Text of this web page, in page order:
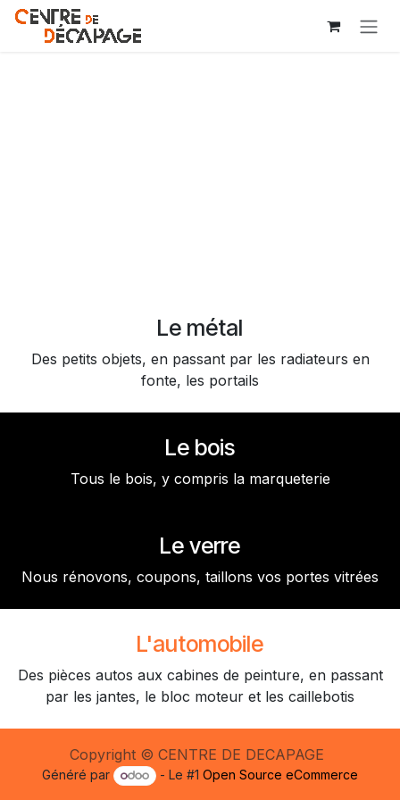
Se rendre au contenu
Le métal
Des petits objets, en passant par les radiateurs en
fonte, les portails
Le bois
Tous le bois, y compris la marqueterie
Le verre
Nous rénovons, coupons, taillons vos portes vitrées
L'automobile
Des pièces autos aux cabines de peinture, en passant
par les jantes, le bloc moteur et les caillebotis
Copyright © CENTRE DE DECAPAGE
Généré par - Le #1Open Source eCommerce